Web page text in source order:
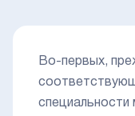
Во-первых,